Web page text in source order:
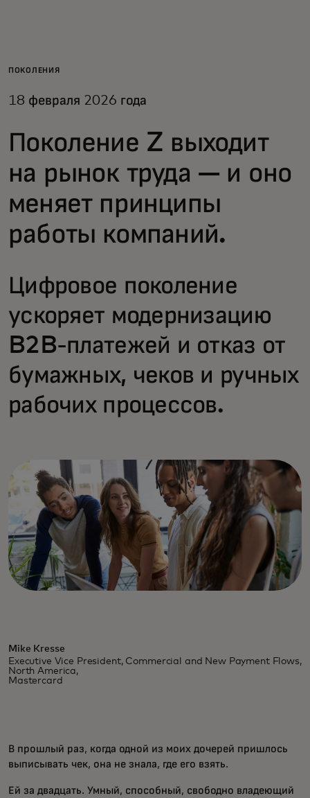
Для бизнеса
Новости и тренды
ПОКОЛЕНИЯ
18 февраля 2026 года
Поколение Z выходит
на рынок труда — и оно
меняет принципы
работы компаний.
Цифровое поколение
ускоряет модернизацию
B2B-платежей и отказ от
бумажных, чеков и ручных
рабочих процессов.
Mike Kresse
Executive Vice President, Commercial and New Payment Flows,
North America,
Mastercard
В прошлый раз, когда одной из моих дочерей пришлось
выписывать чек, она не знала, где его взять.
Ей за двадцать. Умный, способный, свободно владеющий